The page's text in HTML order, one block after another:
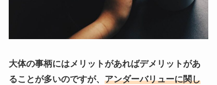
大体の事柄にはメリットがあればデメリットがあ
ることが多いのですが、 アンダーバリューに関し